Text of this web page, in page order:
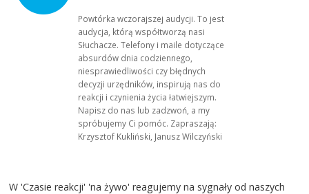
Powtórka wczorajszej audycji. To jest
audycja, którą współtworzą nasi
Słuchacze. Telefony i maile dotyczące
absurdów dnia codziennego,
niesprawiedliwości czy błędnych
decyzji urzędników, inspirują nas do
reakcji i czynienia życia łatwiejszym.
Napisz do nas lub zadzwoń, a my
spróbujemy Ci pomóc. Zapraszają:
Krzysztof Kukliński, Janusz Wilczyński
W 'Czasie reakcji' 'na żywo' reagujemy na sygnały od naszych